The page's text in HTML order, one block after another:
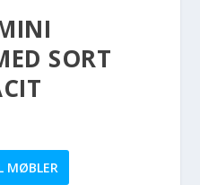
SORT
MØBLER